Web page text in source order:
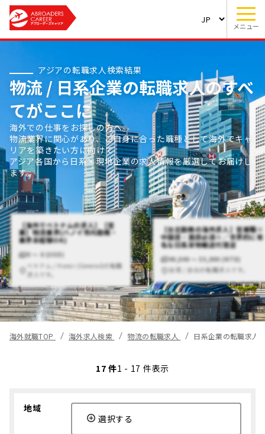
メニュー
アジアの転職求人検索結果
物流 / 日系企業の転職求人のすべ
てがここに
海外での仕事をお探しの方へ。
物流業界に関心があり、ご自身に合った職種として海外でキャ
リアを築きたい方に向けて
アジア各国から日系・現地企業の求人情報を厳選してお届けし
ます。
【海外でベトナムの求人】【営
業】物流業界(ハノイ市内勤務・
業界未経験OK)
0 〜 0 (USD)
ベトナム / Hanoi (General)の転職
求人です。
【台北勤務の海外求人】営業職※
中国語・英語必須※／世界的に有
名な日系貨物輸送代理店
40,000 〜 55,000 (NTD)
台湾 / 台北の転職求人です。
海外就職TOP 海外求人検索 物流の転職求人 日系企業の転職求人
17 件1 - 17 件表示
地域
選択する